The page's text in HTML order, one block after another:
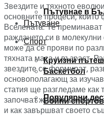
Пътуване
Круизни
Популярни
Пътувнае в
Спорт
Баскетбол
Бойни
Звездите и тяхното
основните процеси, които
Вселената. Те
раждането си в
може да се прояви по
тяхната маса и възраст.
звездите се формират,
основополагающ за
статия ще разгледаме как
започват живота си, как
и как завършват своето